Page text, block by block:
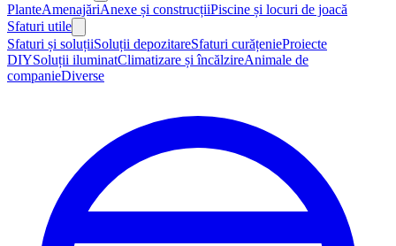
PlanteAmenajăriAnexe și construcțiiPiscine și locuri de joacă
Sfaturi utile
Sfaturi și soluțiiSoluții depozitareSfaturi curățenieProiecte
DIYSoluții iluminatClimatizare și încălzireAnimale de
companieDiverse